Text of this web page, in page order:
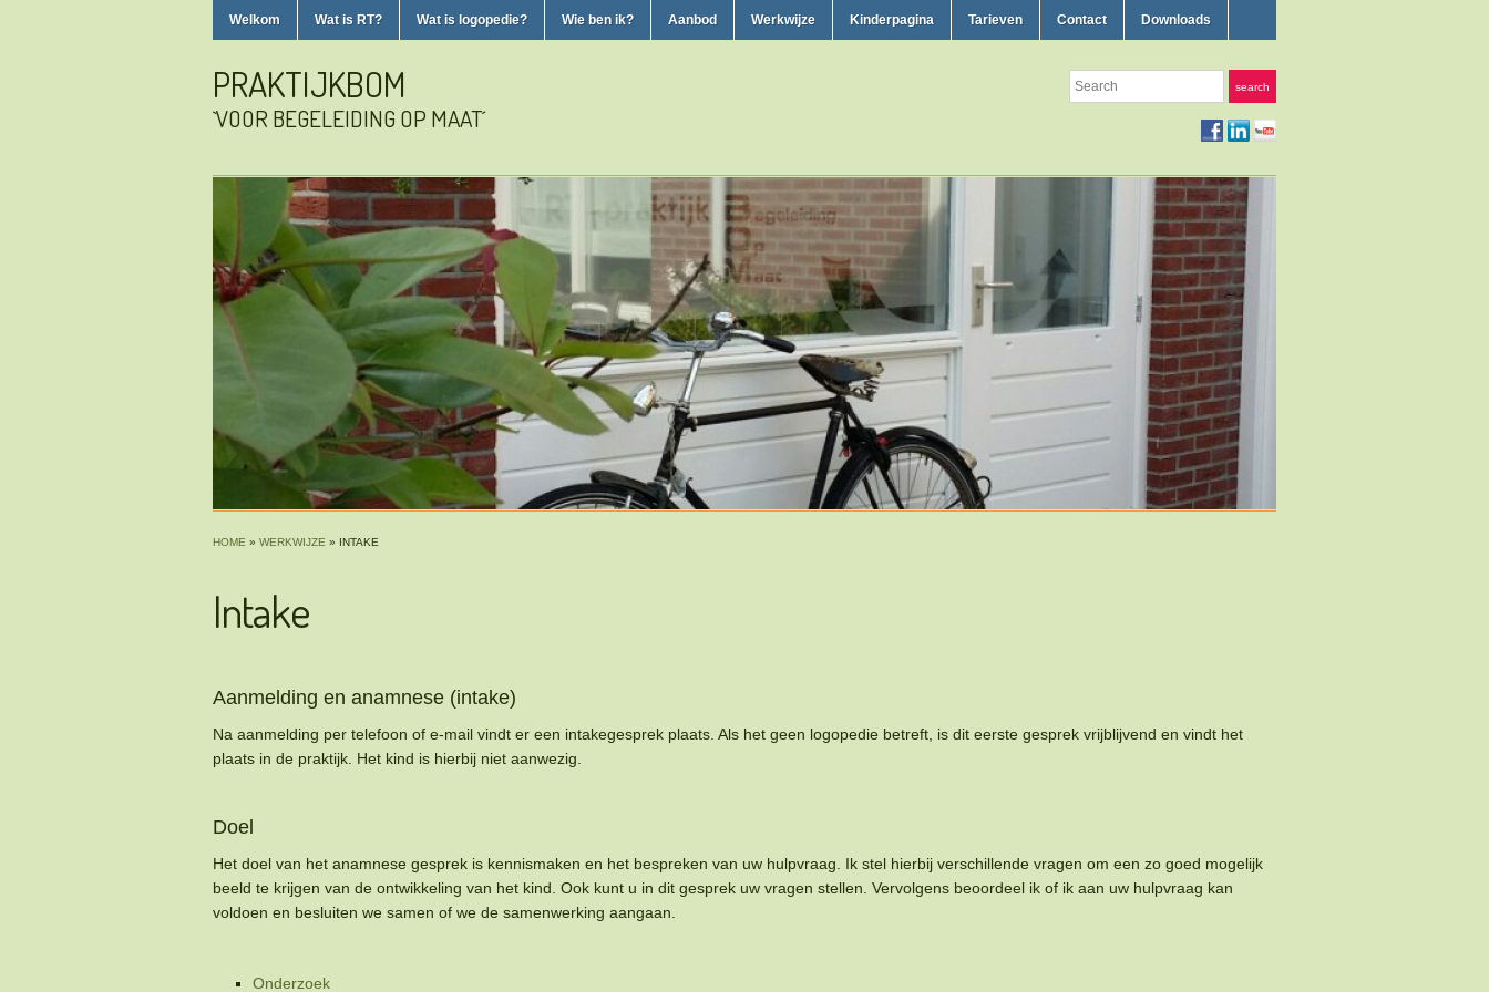
Welkom Wat is RT? Wat is logopedie? Wie ben ik? Aanbod Werkwijze Kinderpagina Tarieven Contact Downloads
PRAKTIJKBOM
`VOOR BEGELEIDING OP MAAT´
Search search
HOME » WERKWIJZE » INTAKE
Intake
Aanmelding en anamnese (intake)
Na aanmelding per telefoon of e-mail vindt er een intakegesprek plaats. Als het geen logopedie betreft, is dit eerste gesprek vrijblijvend en vindt het
plaats in de praktijk. Het kind is hierbij niet aanwezig.
Doel
Het doel van het anamnese gesprek is kennismaken en het bespreken van uw hulpvraag. Ik stel hierbij verschillende vragen om een zo goed mogelijk
beeld te krijgen van de ontwikkeling van het kind. Ook kunt u in dit gesprek uw vragen stellen. Vervolgens beoordeel ik of ik aan uw hulpvraag kan
voldoen en besluiten we samen of we de samenwerking aangaan.
Onderzoek